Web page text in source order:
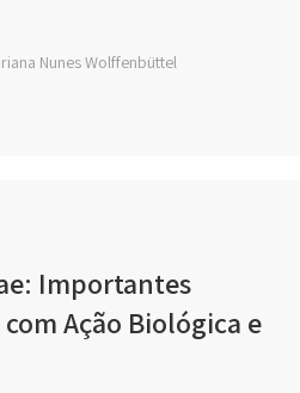
Nunes Wolffenbüttel
Importantes
Ação Biológica e